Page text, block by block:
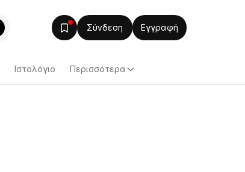
Σύνδεση Εγγραφή
Ιστολόγιο Περισσότερα